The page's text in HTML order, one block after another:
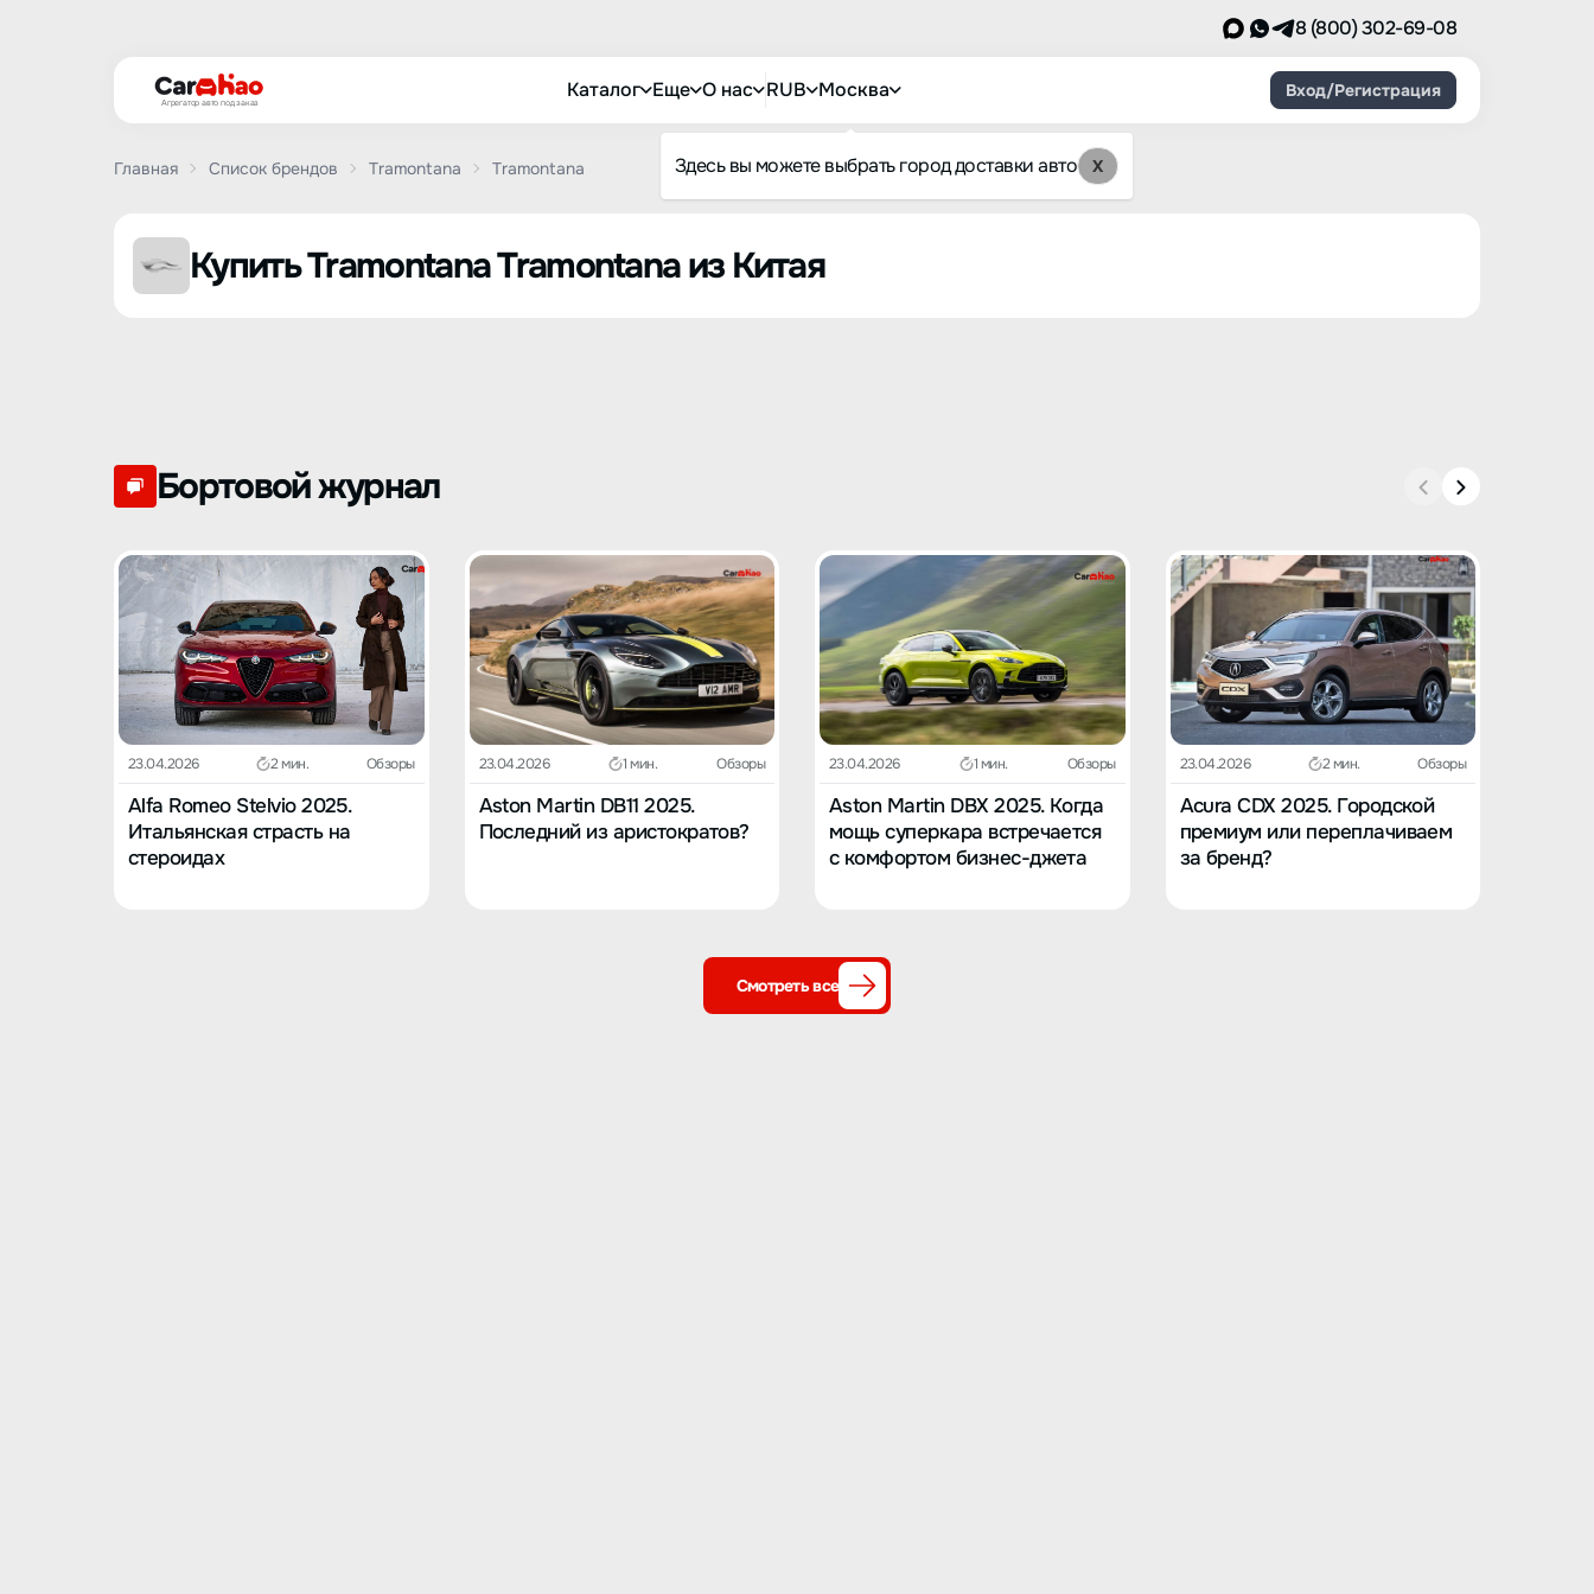
8 (800) 302-69-08
Агрегатор авто под заказ
Каталог Еще О нас RUB Москва
Здесь вы можете выбрать город доставки авто X
Вход/Регистрация
Главная Список брендов Tramontana Tramontana
Купить Tramontana Tramontana из Китая
Бортовой журнал
23.04.2026 2 мин. Обзоры
Alfa Romeo Stelvio 2025.
Итальянская страсть на
стероидах
23.04.2026 1 мин. Обзоры
Aston Martin DB11 2025.
Последний из аристократов?
23.04.2026 1 мин. Обзоры
Aston Martin DBX 2025. Когда
мощь суперкара встречается
с комфортом бизнес-джета
23.04.2026 2 мин. Обзоры
Acura CDX 2025. Городской
премиум или переплачиваем
за бренд?
Смотреть все